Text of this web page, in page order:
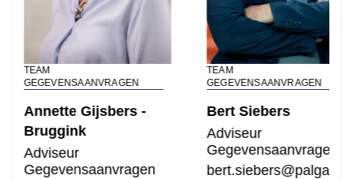
Zoeken
TEAM
GEGEVENSAANVRAGEN
Annette Gijsbers -
Bruggink
Adviseur
Gegevensaanvragen
TEAM
GEGEVENSAANVRAGEN
Bert Siebers
Adviseur
Gegevensaanvragen
bert.siebers@palga.nl